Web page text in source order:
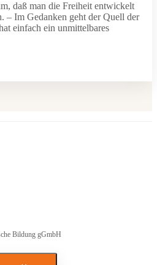
daß man die Freiheit entwickelt
– Im Gedanken geht der Quell der
einfach ein unmittelbares
Bildung gGmbH